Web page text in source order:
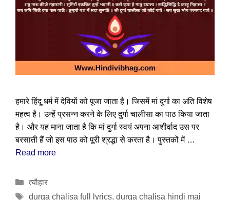
हमारे हिंदू धर्म में देवियों को पूजा जाता है। जिसमें मां दुर्गा का अति विशेष
महत्व है। उन्हें प्रसन्न करने के लिए दुर्गा चालीसा का पाठ किया जाता
है। और यह माना जाता है कि मां दुर्गा स्वयं अपना आशीर्वाद उस पर
बरसाती हैं जो इस पाठ को पूरी श्रद्धा से करता है। पुस्तकों में …
Read more
Categories
त्यौहार
Tags
durga chalisa full lyrics, durga chalisa hindi mai